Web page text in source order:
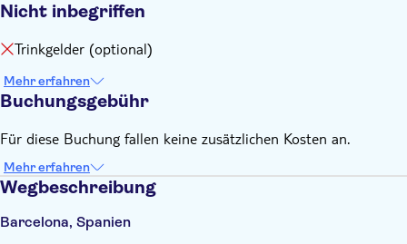
Nicht inbegriffen
Trinkgelder (optional)
Mehr erfahren
Buchungsgebühr
Für diese Buchung fallen keine zusätzlichen Kosten an.
Mehr erfahren
Wegbeschreibung
Barcelona, Spanien